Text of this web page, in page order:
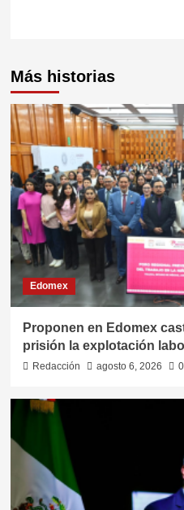
Más historias
Edomex
Proponen en Edomex
prisión la explotación
Redacción agosto 6, 2026 0